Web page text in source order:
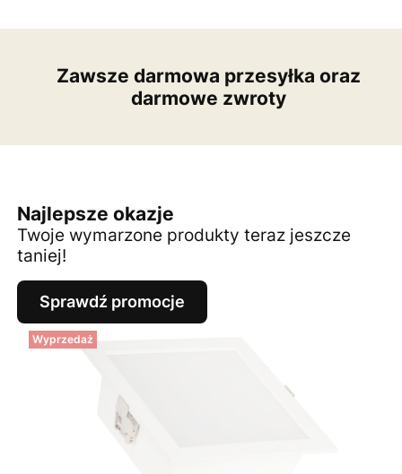
Zawsze darmowa przesyłka oraz
darmowe zwroty
Najlepsze okazje
Twoje wymarzone produkty teraz jeszcze
taniej!
Sprawdź promocje
Wyprzedaż